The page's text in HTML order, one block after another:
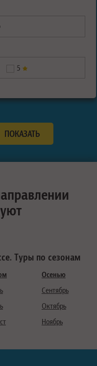
5
Туры по сезонам
Осенью
Сентябрь
Октябрь
Ноябрь